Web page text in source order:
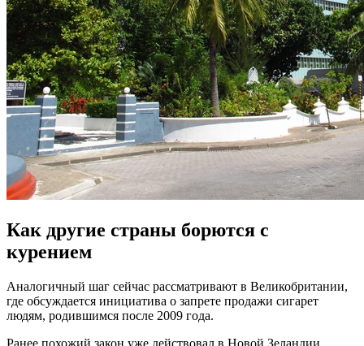
Как другие страны борются с
курением
Аналогичный шаг сейчас рассматривают в Великобритании,
где обсуждается инициатива о запрете продажи сигарет
людям, родившимся после 2009 года.
Ранее похожий закон уже действовал в Новой Зеландии,